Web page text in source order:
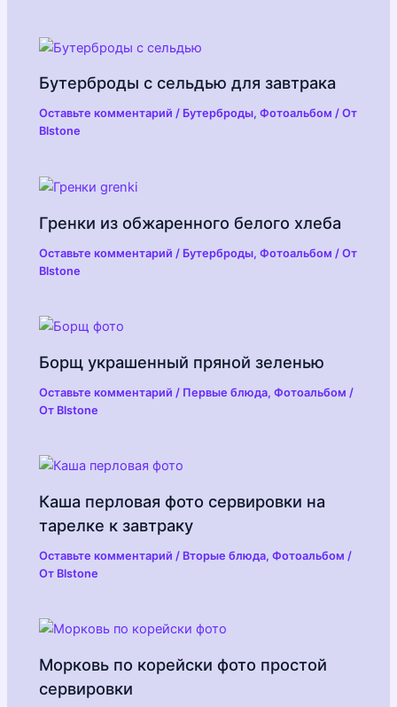
Бутерброды с сельдью для завтрака
Оставьте комментарий / Бутерброды,Фотоальбом / От
Blstone
Гренки из обжаренного белого хлеба
Оставьте комментарий / Бутерброды,Фотоальбом / От
Blstone
Борщ украшенный пряной зеленью
Оставьте комментарий / Первые блюда,Фотоальбом /
От Blstone
Каша перловая фото сервировки на
тарелке к завтраку
Оставьте комментарий / Вторые блюда,Фотоальбом /
От Blstone
Морковь по корейски фото простой
сервировки